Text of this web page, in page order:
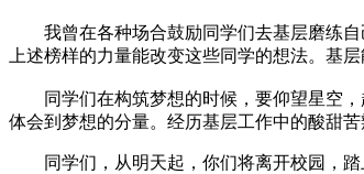
我曾在各种场合鼓励同学们去基层磨练自
上述榜样的力量能改变这些同学的想法。基
同学们在构筑梦想的时候，要仰望星空，
体会到梦想的分量。经历基层工作中的酸甜
同学们，从明天起，你们将离开校园，踏